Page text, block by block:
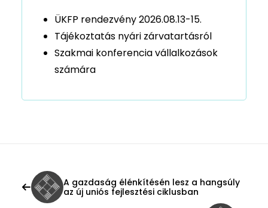
ÜKFP rendezvény 2026.08.13-15.
Tájékoztatás nyári zárvatartásról
Szakmai konferencia vállalkozások
számára
A gazdaság élénkítésén lesz a hangsúly
az új uniós fejlesztési ciklusban